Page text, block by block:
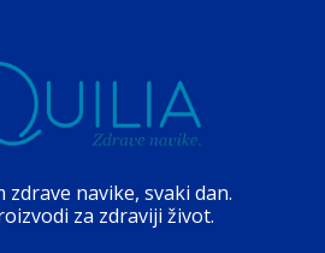
zdrave navike, svaki dan.
za zdraviji život.